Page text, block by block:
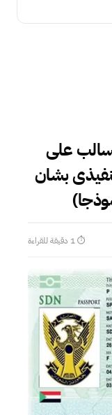
على
بشان
⏱ 1 دقيقة للقراءة